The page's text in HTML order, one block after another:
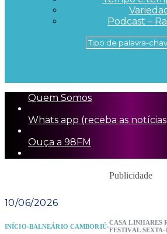
Podcast –
Quem Somos
Whats app (receba as
Ouça a 98FM
Publicidade
10/06/2026
INÍCIO›BALNEÁRIO CAMBORIÚ›
CASA LINHARES
FESTIVAL